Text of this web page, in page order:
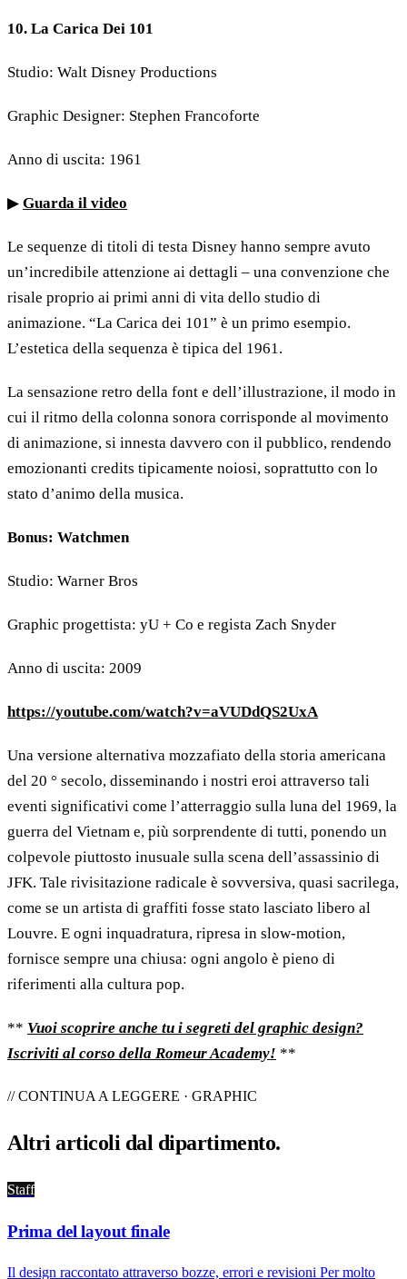
10. La Carica Dei 101
Studio: Walt Disney Productions
Graphic Designer: Stephen Francoforte
Anno di uscita: 1961
▶ Guarda il video
Le sequenze di titoli di testa Disney hanno sempre avuto
un’incredibile attenzione ai dettagli – una convenzione che
risale proprio ai primi anni di vita dello studio di
animazione. “La Carica dei 101” è un primo esempio.
L’estetica della sequenza è tipica del 1961.
La sensazione retro della font e dell’illustrazione, il modo in
cui il ritmo della colonna sonora corrisponde al movimento
di animazione, si innesta davvero con il pubblico, rendendo
emozionanti credits tipicamente noiosi, soprattutto con lo
stato d’animo della musica.
Bonus: Watchmen
Studio: Warner Bros
Graphic progettista: yU + Co e regista Zach Snyder
Anno di uscita: 2009
https://youtube.com/watch?v=aVUDdQS2UxA
Una versione alternativa mozzafiato della storia americana
del 20 ° secolo, disseminando i nostri eroi attraverso tali
eventi significativi come l’atterraggio sulla luna del 1969, la
guerra del Vietnam e, più sorprendente di tutti, ponendo un
colpevole piuttosto inusuale sulla scena dell’assassinio di
JFK. Tale rivisitazione radicale è sovversiva, quasi sacrilega,
come se un artista di graffiti fosse stato lasciato libero al
Louvre. E ogni inquadratura, ripresa in slow-motion,
fornisce sempre una chiusa: ogni angolo è pieno di
riferimenti alla cultura pop.
** Vuoi scoprire anche tu i segreti del graphic design?
Iscriviti al corso della Romeur Academy! **
// CONTINUA A LEGGERE · GRAPHIC
Altri articoli dal dipartimento.
Staff
Prima del layout finale
Il design raccontato attraverso bozze, errori e revisioni Per molto